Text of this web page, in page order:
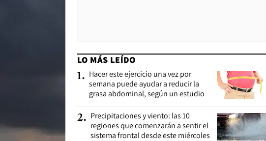
LO MÁS LEÍDO
1. Hacer este ejercicio una vez por
semana puede ayudar a reducir la
grasa abdominal, según un estudio
2. Precipitaciones y viento: las 10
regiones que comenzarán a sentir el
sistema frontal desde este miércoles